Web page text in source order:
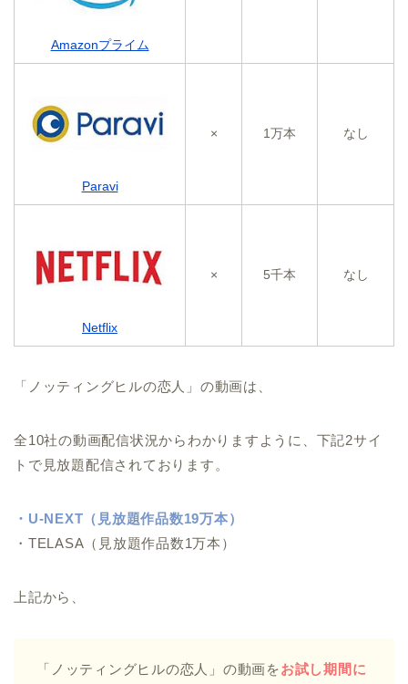
Amazonプライム
Paravi
× 1万本 なし
Netflix
× 5千本 なし
「ノッティングヒルの恋人」の動画は、
全10社の動画配信状況からわかりますように、下記2サイ
トで見放題配信されております。
・U-NEXT（見放題作品数19万本）
・TELASA（見放題作品数1万本）
上記から、
「ノッティングヒルの恋人」の動画をお試し期間に